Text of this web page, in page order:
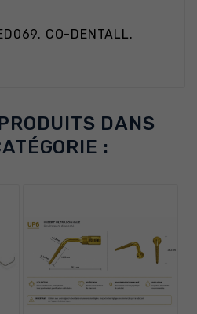
CO-DENTALL.
DANS
: